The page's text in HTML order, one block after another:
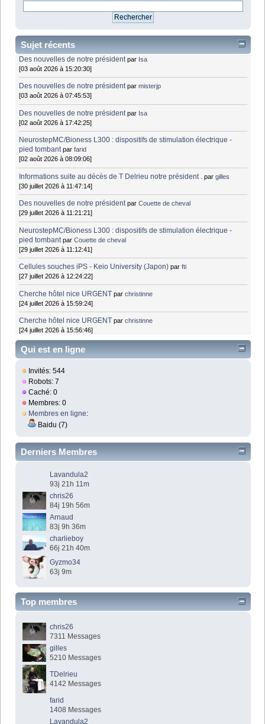
Sujet récents
Des nouvelles de notre président par Isa
[03 août 2026 à 15:20:30]
Des nouvelles de notre président parmisterjp
[03 août 2026 à 07:45:53]
Des nouvelles de notre président par Isa
[02 août 2026 à 17:42:25]
NeurostepMC/Bioness L300 : dispositifs de stimulation électrique -
pied tombant parfarid
[02 août 2026 à 08:09:06]
Informations suite au décès de T Delrieu notre président . pargilles
[30 juillet 2026 à 11:47:14]
Des nouvelles de notre président parCouette de cheval
[29 juillet 2026 à 11:21:21]
NeurostepMC/Bioness L300 : dispositifs de stimulation électrique -
pied tombant parCouette de cheval
[29 juillet 2026 à 11:12:41]
Cellules souches iPS - Keio University (Japon) parfti
[27 juillet 2026 à 12:24:22]
Cherche hôtel nice URGENT parchristinne
[24 juillet 2026 à 15:59:24]
Cherche hôtel nice URGENT parchristinne
[24 juillet 2026 à 15:56:46]
Qui est en ligne
Invités: 544
Robots: 7
Caché: 0
Membres: 0
Membres en ligne:
Baidu (7)
Derniers Membres
Lavandula2
93j 21h 11m
chris26
84j 19h 56m
Arnaud
83j 9h 36m
charlieboy
66j 21h 40m
Gyzmo34
63j 9m
Top membres
chris26
7311 Messages
gilles
5210 Messages
TDelrieu
4142 Messages
farid
1408 Messages
Lavandula2